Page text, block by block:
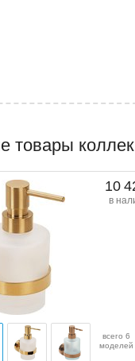
товары
10
в
всего 6
моделей